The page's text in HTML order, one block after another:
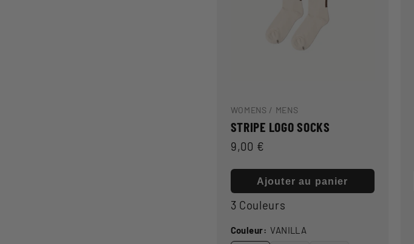
WOMENS / MENS
STRIPE LOGO SOCKS
Prix
9,00 €
Ajouter au panier
3 Couleurs
Couleur: VANILLA